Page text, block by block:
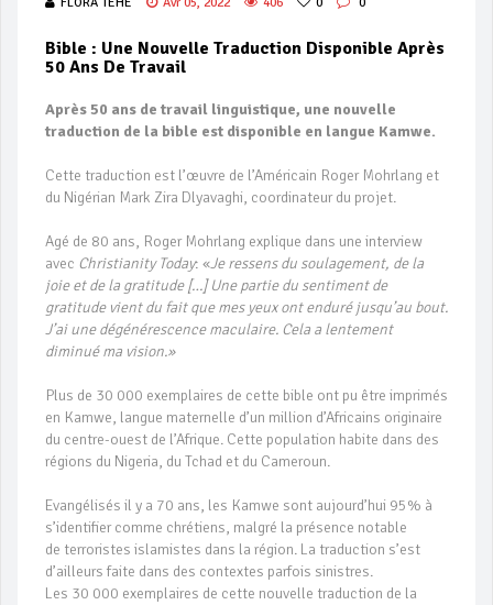
Bible : Une Nouvelle Traduction Disponible Après
50 Ans De Travail
Après 50 ans de travail linguistique, une nouvelle
traduction de la bible est disponible en langue Kamwe.
Cette traduction est l’œuvre de l’Américain Roger Mohrlang et
du Nigérian Mark Zira Dlyavaghi, coordinateur du projet.
Agé de 80 ans, Roger Mohrlang explique dans une interview
avec Christianity Today: «Je ressens du soulagement, de la
joie et de la gratitude […] Une partie du sentiment de
gratitude vient du fait que mes yeux ont enduré jusqu’au bout.
J’ai une dégénérescence maculaire. Cela a lentement
diminué ma vision.»
Plus de 30 000 exemplaires de cette bible ont pu être imprimés
en Kamwe, langue maternelle d’un million d’Africains originaire
du centre-ouest de l’Afrique. Cette population habite dans des
régions du Nigeria, du Tchad et du Cameroun.
Evangélisés il y a 70 ans, les Kamwe sont aujourd’hui 95% à
s’identifier comme chrétiens, malgré la présence notable
de terroristes islamistes dans la région. La traduction s’est
d’ailleurs faite dans des contextes parfois sinistres.
Les 30 000 exemplaires de cette nouvelle traduction de la